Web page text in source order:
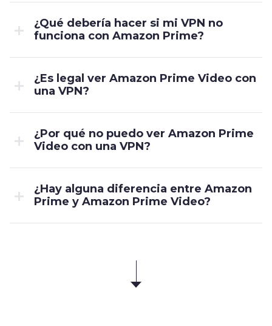
¿Qué debería hacer si mi VPN no
funciona con Amazon Prime?
¿Es legal ver Amazon Prime Video con
una VPN?
¿Por qué no puedo ver Amazon Prime
Video con una VPN?
¿Hay alguna diferencia entre Amazon
Prime y Amazon Prime Video?